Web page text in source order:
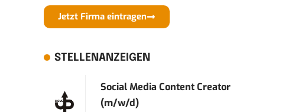
Jetzt Firma eintragen
STELLENANZEIGEN
Social Media Content Creator
(m/w/d)